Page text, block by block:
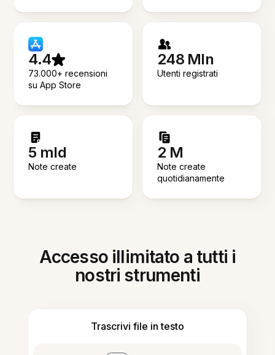
4.4
73.000+ recensioni
su App Store
248 Mln
Utenti registrati
5 mld
Note create
2 M
Note create
quotidianamente
Accesso illimitato a tutti i
nostri strumenti
Trascrivi file in testo